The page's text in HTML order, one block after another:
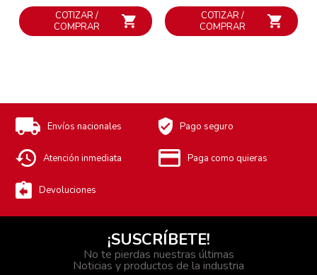
COTIZAR /
COMPRAR
COTIZAR /
COMPRAR
Envíos nacionales Pago seguro
Atención inmediata Paga como quieras
Devoluciones
¡SUSCRÍBETE!
No te pierdas nuestras últimas
Noticias y productos de la industria